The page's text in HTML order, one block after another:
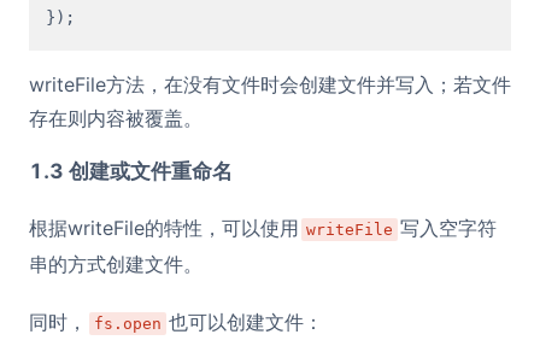
writeFile方法，在没有文件时会创建文件并写入；若文件
存在则内容被覆盖。
1.3 创建或文件重命名
根据writeFile的特性，可以使用 writeFile 写入空字符
串的方式创建文件。
同时， fs.open 也可以创建文件：